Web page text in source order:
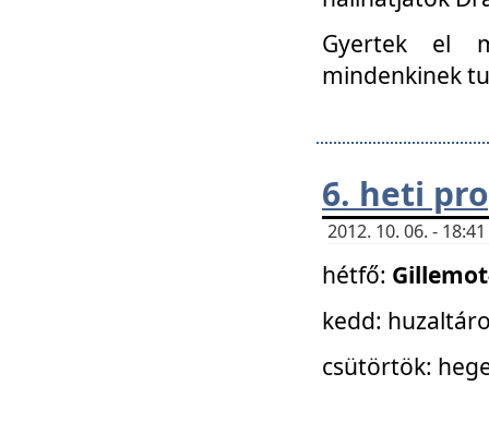
Gyertek el
mindenkinek
6. heti
2012. 10. 06. -
hétfő:
kedd:
csütörtök: